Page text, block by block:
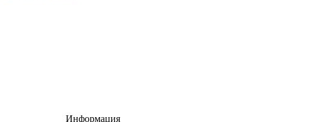
Информация